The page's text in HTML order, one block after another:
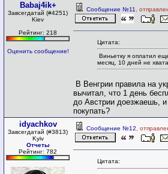
Babaj4ik+
Завсегдатай (#4251)
Kiev
Рейтинг: 218
Оценить сообщение!
Сообщение №11 ,
Цитата:
Виньетку я оплатил
месяц, 10 дней не
В Венгрии правила на
вычитал, что 1 день
до Австрии доезжаешь,
покупать?
idyachkov
Завсегдатай (#3813)
Kyiv
Отчеты
Рейтинг: 782
Сообщение №12 ,
Цитата: